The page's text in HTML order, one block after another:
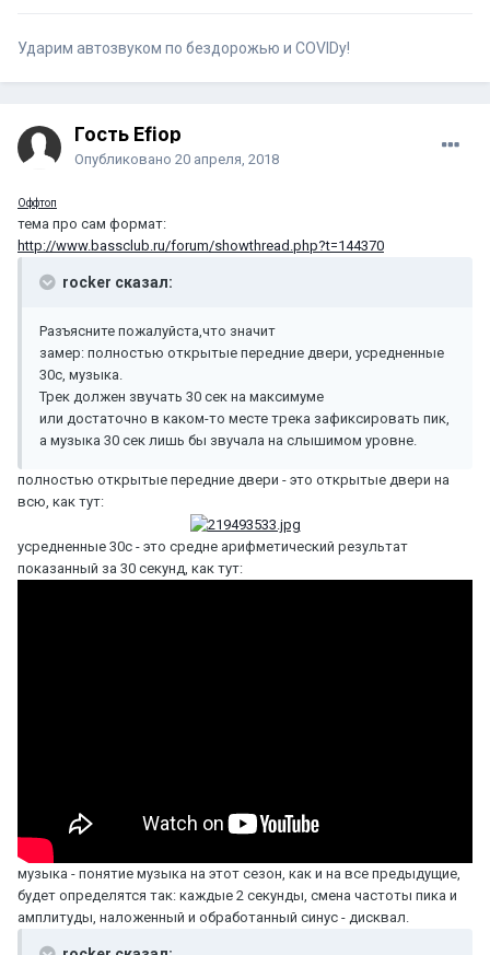
Ударим автозвуком по бездорожью и COVIDу!
Гость Efiop
Опубликовано 20 апреля, 2018
Оффтоп
тема про сам формат:
http://www.bassclub.ru/forum/showthread.php?t=144370
rocker сказал:
Разъясните пожалуйста,что значит
замер: полностью открытые передние двери, усредненные
30с, музыка.
Трек должен звучать 30 сек на максимуме
или достаточно в каком-то месте трека зафиксировать пик,
а музыка 30 сек лишь бы звучала на слышимом уровне.
полностью открытые передние двери - это открытые двери на
всю, как тут:
усредненные 30с - это средне арифметический результат
показанный за 30 секунд, как тут:
музыка - понятие музыка на этот сезон, как и на все предыдущие,
будет определятся так: каждые 2 секунды, смена частоты пика и
амплитуды, наложенный и обработанный синус - дисквал.